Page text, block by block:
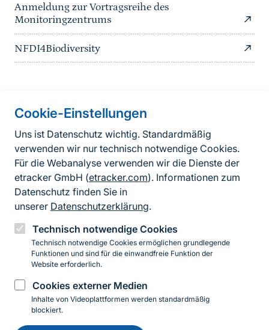
Cookie-Einstellungen
Uns ist Datenschutz wichtig. Standardmäßig
verwenden wir nur technisch notwendige Cookies.
Für die Webanalyse verwenden wir die Dienste der
etracker GmbH (etracker.com). Informationen zum
Datenschutz finden Sie in
unserer Datenschutzerklärung.
Technisch notwendige Cookies
Technisch notwendige Cookies ermöglichen grundlegende
Funktionen und sind für die einwandfreie Funktion der
Website erforderlich.
Cookies externer Medien
Inhalte von Videoplattformen werden standardmäßig
blockiert.
Einwilligung
Anmeldung zur Vortragsreihe des
Monitoringzentrums
NFDI4Biodiversity
FußzeileKontakt
FAQ
Erklärung zur Barrierefreiheit
Datenschutzerklärung
Impressum
BfN-Webauftritt
YouTubeLinkedIn